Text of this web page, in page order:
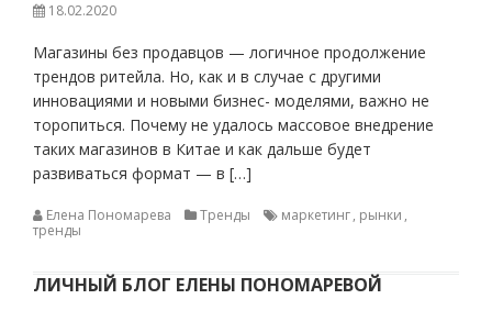
18.02.2020
Магазины без продавцов — логичное продолжение
трендов ритейла. Но, как и в случае с другими
инновациями и новыми бизнес- моделями, важно не
торопиться. Почему не удалось массовое внедрение
таких магазинов в Китае и как дальше будет
развиваться формат — в […]
Елена Пономарева Тренды маркетинг, рынки ,
тренды
ЛИЧНЫЙ БЛОГ ЕЛЕНЫ ПОНОМАРЕВОЙ